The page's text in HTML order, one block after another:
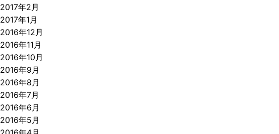
2017年2月
2017年1月
2016年12月
2016年11月
2016年10月
2016年9月
2016年8月
2016年7月
2016年6月
2016年5月